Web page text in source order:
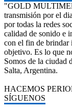
"GOLD
transmisión por el
por todas la redes
calidad de sonido e
con el fin de brindar
objetivo. Es lo que
Somos de la ciudad
Salta, Argentina.
HACEMOS
SÍGUENOS